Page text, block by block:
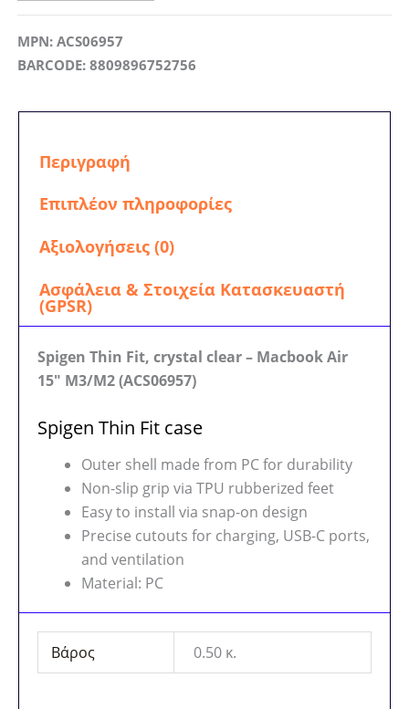
MPN: ACS06957
BARCODE: 8809896752756
Περιγραφή
Επιπλέον πληροφορίες
Αξιολογήσεις (0)
Ασφάλεια & Στοιχεία Κατασκευαστή
(GPSR)
Spigen Thin Fit, crystal clear – Macbook Air
15″ M3/M2 (ACS06957)
Spigen Thin Fit case
Outer shell made from PC for durability
Non-slip grip via TPU rubberized feet
Easy to install via snap-on design
Precise cutouts for charging, USB-C ports,
and ventilation
Material: PC
Βάρος 0.50 κ.